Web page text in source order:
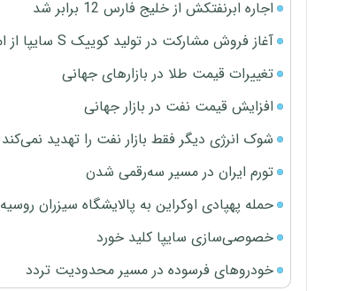
اجاره ابرنفتکش از خلیج فارس 12 برابر شد
آغاز فروش مشارکت در تولید کوییک S سایپا از امروز
تغییرات قیمت طلا در بازارهای جهانی
افزایش قیمت نفت در بازار جهانی
شوک انرژی دیگر فقط بازار نفت را تهدید نمی‌کند
تورم ایران در مسیر سه‌رقمی شدن
حمله پهپادی اوکراین به پالایشگاه سیزران روسیه
خصوصی‌سازی سایپا کلید خورد
خودروهای فرسوده در مسیر محدودیت تردد